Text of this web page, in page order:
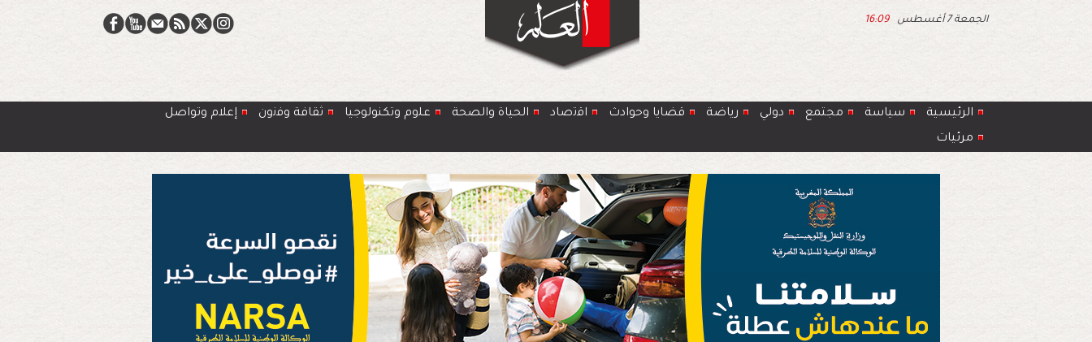
الجمعة 7 أغسطس 16:09
الرئيسية سياسة مجتمع دولي رياضة قضايا وحوادث اﻗﺗﺻﺎد الحياة والصحة ﻋﻠوم وتكنولوجيا ﺛﻘﺎﻓﺔ وﻓﻧون
إعلام وتواصل
مرئيات